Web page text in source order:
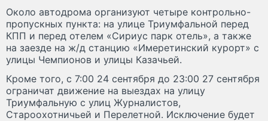
Около автодрома организуют четыре контрольно-
пропускных пункта: на улице Триумфальной перед
КПП и перед отелем «Сириус парк отель», а также
на заезде на ж/д станцию «Имеретинский курорт» с
улицы Чемпионов и улицы Казачьей.
Кроме того, с 7:00 24 сентября до 23:00 27 сентября
ограничат движение на выездах на улицу
Триумфальную с улиц Журналистов,
Староохотничьей и Перелетной. Исключение будет